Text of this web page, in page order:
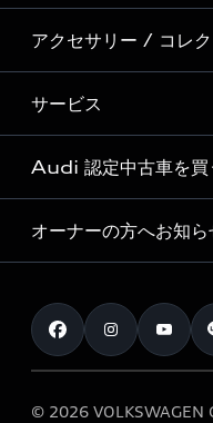
Audi Sport
Formula 1®
デジタルサービス
新車在庫検索
試乗車・展示車検索
見積り依頼
試乗予約
モデル一覧
特別仕様モデル / 限定モデ
e-tronラインアップ
価格シミュレーション
車両比較
カタログ一覧
アクセサリー / コレ
純正アクセサリー
オンラインショップ
Audi collection
アウディナビアプリ
サービス
サービス入庫予約
サービスプログラム
メンテナンス
車検 / 定期点検
e-tronアフターサポート
Audi 認定中古車を買
Audi認定中古車
クオリティ
保証
メンテナンス
オーナーの方へお知ら
お知らせ
オーナー様向けキャンペー
© 2026